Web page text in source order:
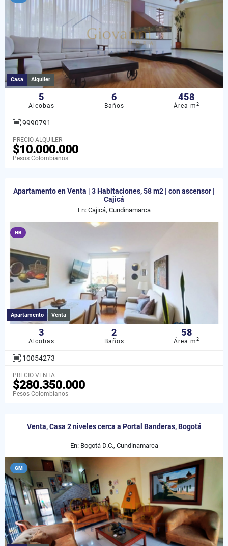
Casa Alquiler
5
Alcobas
6
Baños
458
Área m2
9990791
PRECIO ALQUILER
$10.000.000
Pesos Colombianos
Apartamento en Venta | 3 Habitaciones, 58 m2 | con ascensor |
Cajicá
En: Cajicá, Cundinamarca
HB
Apartamento Venta
3
Alcobas
2
Baños
58
Área m2
10054273
PRECIO VENTA
$280.350.000
Pesos Colombianos
Venta, Casa 2 niveles cerca a Portal Banderas, Bogotá
En: Bogotá D.C., Cundinamarca
GM